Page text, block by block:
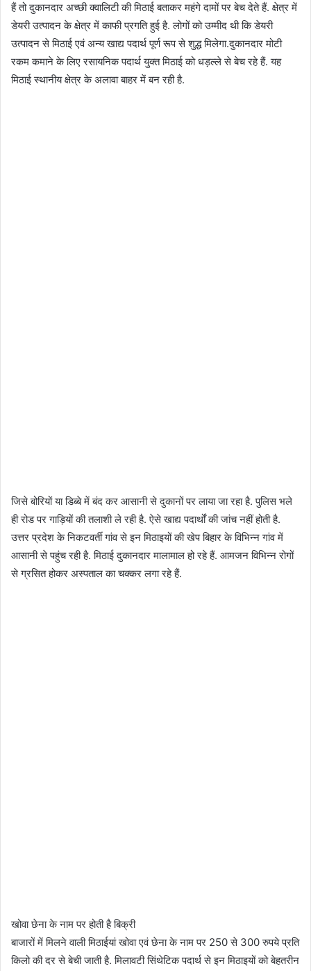
हैं तो दुकानदार अच्छी क्वालिटी की मिठाई बताकर महंगे दामों पर बेच देते हैं. क्षेत्र में
डेयरी उत्पादन के क्षेत्र में काफी प्रगति हुई है. लोगों को उम्मीद थी कि डेयरी
उत्पादन से मिठाई एवं अन्य खाद्य पदार्थ पूर्ण रूप से शुद्ध मिलेगा.दुकानदार मोटी
रकम कमाने के लिए रसायनिक पदार्थ युक्त मिठाई को धड़ल्ले से बेच रहे हैं. यह
मिठाई स्थानीय क्षेत्र के अलावा बाहर में बन रही है.
जिसे बोरियों या डिब्बे में बंद कर आसानी से दुकानों पर लाया जा रहा है. पुलिस भले
ही रोड पर गाड़ियों की तलाशी ले रही है. ऐसे खाद्य पदार्थों की जांच नहीं होती है.
उत्तर प्रदेश के निकटवर्ती गांव से इन मिठाइयों की खेप बिहार के विभिन्न गांव में
आसानी से पहुंच रही है. मिठाई दुकानदार मालामाल हो रहे हैं. आमजन विभिन्न रोगों
से ग्रसित होकर अस्पताल का चक्कर लगा रहे हैं.
खोवा छेना के नाम पर होती है बिक्री
बाजारों में मिलने वाली मिठाईयां खोवा एवं छेना के नाम पर 250 से 300 रुपये प्रति
किलो की दर से बेची जाती है. मिलावटी सिंथेटिक पदार्थ से इन मिठाइयों को बेहतरीन